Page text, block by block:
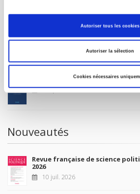
Autoriser tous les cookies
Autoriser la sélection
Cookies nécessaires
MON COMPTE
La France et l'Union européenne
4 sept. 2026
Nouveautés
Revue française de science
2026
10 juil. 2026